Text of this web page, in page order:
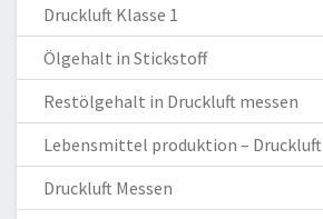
Druckluft Klasse 1
Ölgehalt in Stickstoff
Restölgehalt in Druckluft messen
Lebensmittel produktion – Druckluft
Druckluft Messen